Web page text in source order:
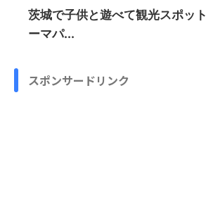
茨城で子供と遊べて観光スポッ
ーマパ...
スポンサードリンク